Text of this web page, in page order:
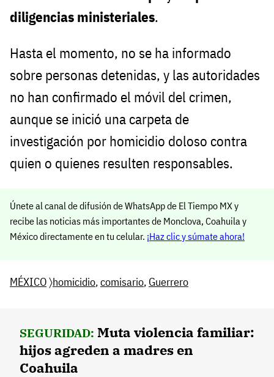
diligencias ministeriales.
Hasta el momento, no se ha informado
sobre personas detenidas, y las autoridades
no han confirmado el móvil del crimen,
aunque se inició una carpeta de
investigación por homicidio doloso contra
quien o quienes resulten responsables.
Únete al canal de difusión de WhatsApp de El Tiempo MX y
recibe las noticias más importantes de Monclova, Coahuila y
México directamente en tu celular. ¡Haz clic y súmate ahora!
MÉXICO〉homicidio,comisario, Guerrero
SEGURIDAD: Muta violencia familiar:
hijos agreden a madres en
Coahuila